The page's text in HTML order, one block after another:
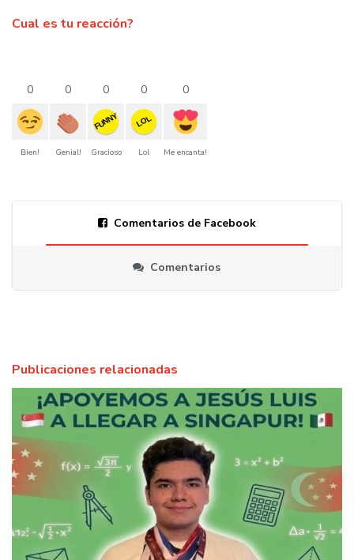
Cual es tu reacción?
0
Bien!
0
Genial!
0
FUNNY
Gracioso
0
LOL
Lol
0
Me encanta!
Comentarios de Facebook
Comentarios
Publicaciones relacionadas